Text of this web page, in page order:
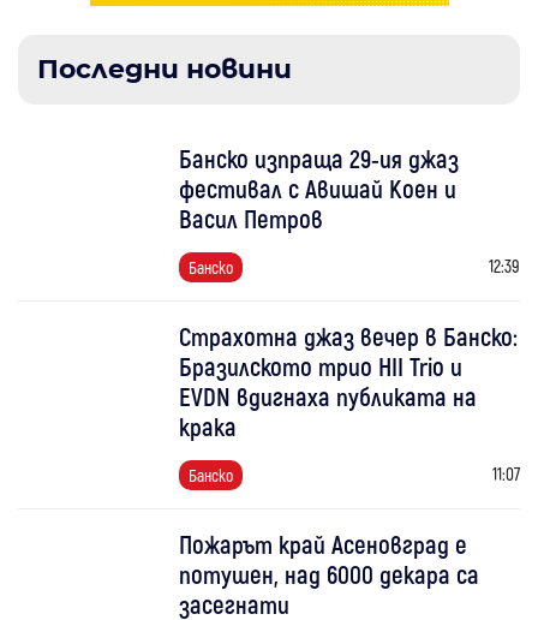
Последни новини
Банско изпраща 29-ия джаз
фестивал с Авишай Коен и
Васил Петров
Банско 12:39
Страхотна джаз вечер в Банско:
Бразилското трио HII Trio и
EVDN вдигнаха публиката на
крака
Банско 11:07
Пожарът край Асеновград е
потушен, над 6000 декара са
засегнати